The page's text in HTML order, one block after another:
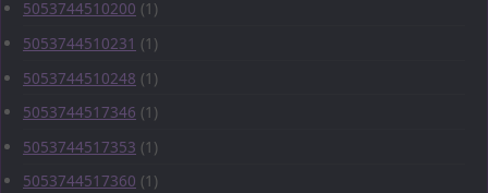
5053744510200 (1)
5053744510231 (1)
5053744510248 (1)
5053744517346 (1)
5053744517353 (1)
5053744517360 (1)